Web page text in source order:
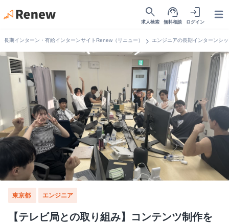
search
求人検索
support_agent
無料相談
login
ログイン
長期インターン・有給インターンサイトRenew（リニュー） chevron_right エンジニアの長期インターンシ
東京都 エンジニア
【テレビ局との取り組み】コンテンツ制作を